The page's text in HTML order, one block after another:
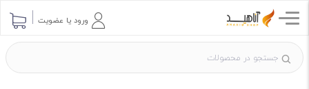
ورود یا عضویت